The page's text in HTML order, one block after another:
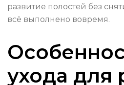
развитие полостей без
всё выполнено вовремя.
ухода для